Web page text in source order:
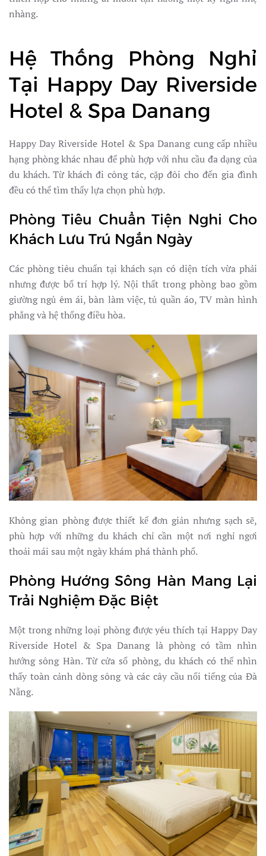
nhàng.
Hệ Thống Phòng Nghỉ
Tại Happy Day Riverside
Hotel & Spa Danang
Happy Day Riverside Hotel & Spa Danang cung cấp nhiều
hạng phòng khác nhau để phù hợp với nhu cầu đa dạng của
du khách. Từ khách đi công tác, cặp đôi cho đến gia đình
đều có thể tìm thấy lựa chọn phù hợp.
Phòng Tiêu Chuẩn Tiện Nghi Cho
Khách Lưu Trú Ngắn Ngày
Các phòng tiêu chuẩn tại khách sạn có diện tích vừa phải
nhưng được bố trí hợp lý. Nội thất trong phòng bao gồm
giường ngủ êm ái, bàn làm việc, tủ quần áo, TV màn hình
phẳng và hệ thống điều hòa.
Không gian phòng được thiết kế đơn giản nhưng sạch sẽ,
phù hợp với những du khách chỉ cần một nơi nghỉ ngơi
thoải mái sau một ngày khám phá thành phố.
Phòng Hướng Sông Hàn Mang Lại
Trải Nghiệm Đặc Biệt
Một trong những loại phòng được yêu thích tại Happy Day
Riverside Hotel & Spa Danang là phòng có tầm nhìn
hướng sông Hàn. Từ cửa sổ phòng, du khách có thể nhìn
thấy toàn cảnh dòng sông và các cây cầu nổi tiếng của Đà
Nẵng.